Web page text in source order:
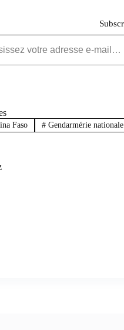
Faso #Gendarmérie nationale